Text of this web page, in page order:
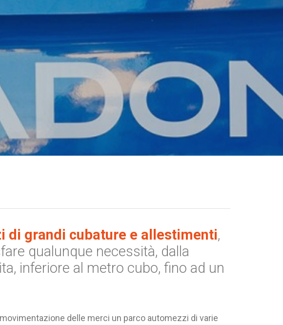
di grandi cubature e allestimenti,
qualunque necessità, dalla
inferiore al metro cubo, fino ad un
delle merci un parco automezzi di varie